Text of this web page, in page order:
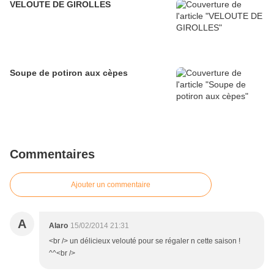
VELOUTE DE GIROLLES
Soupe de potiron aux cèpes
Commentaires
Ajouter un commentaire
A Alaro 15/02/2014 21:31
<br /> un délicieux velouté pour se régaler n cette saison !
^^<br />